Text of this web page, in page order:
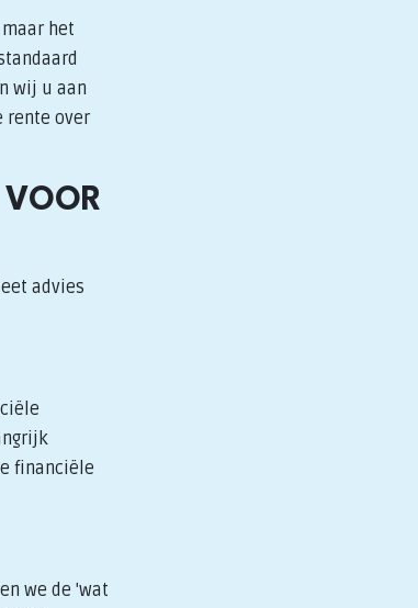
het
wij u aan
rente over
VOOR
advies
financiële
we de 'wat